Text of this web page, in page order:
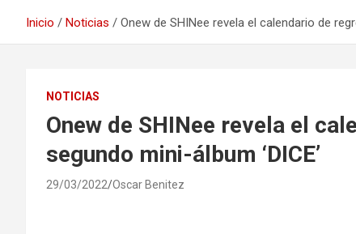
Inicio Noticias Onew de SHINee revela el calendario de
NOTICIAS
Onew de SHINee revela el
segundo mini-álbum ‘DICE’
29/03/2022 Oscar Benitez